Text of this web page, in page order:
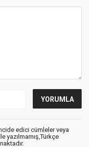
edici cümleler veya
yazılmamış,Türkçe